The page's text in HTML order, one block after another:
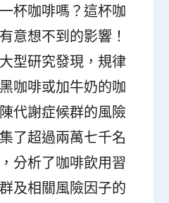
杯咖啡嗎？這杯咖
意想不到的影響！
型研究發現，規律
咖啡或加牛奶的咖
代謝症候群的風險
了超過兩萬七千名
分析了咖啡飲用習
及相關風險因子的